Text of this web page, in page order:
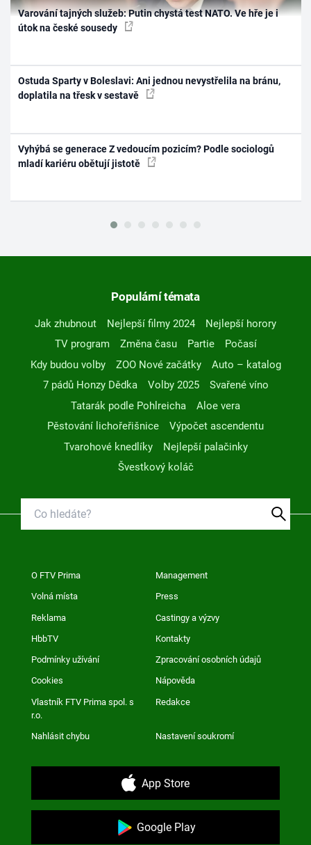
Varování tajných služeb: Putin chystá test NATO. Ve hře je i
útok na české sousedy
Ostuda Sparty v Boleslavi: Ani jednou nevystřelila na bránu,
doplatila na třesk v sestavě
Vyhýbá se generace Z vedoucím pozicím? Podle sociologů
mladí kariéru obětují jistotě
Populární témata
Jak zhubnout Nejlepší filmy 2024
Nejlepší horory
TV program
Změna času Partie
Počasí
Kdy budou volby
ZOO Nové začátky
Auto – katalog
7 pádů Honzy Dědka
Volby 2025
Svařené víno
Tatarák podle Pohlreicha
Aloe vera
Pěstování lichořeřišnice
Výpočet ascendentu
Tvarohové knedlíky
Nejlepší palačinky
Švestkový koláč
O FTV Prima Management
Volná místa Press
Reklama Castingy a výzvy
HbbTV Kontakty
Podmínky užívání Zpracování osobních údajů
Cookies Nápověda
Vlastník FTV Prima spol. s
r.o.
Redakce
Nahlásit chybu Nastavení soukromí
App Store
Google Play